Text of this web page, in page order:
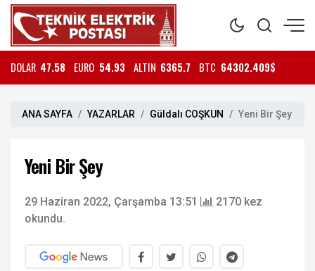
DOLAR 47.58 EURO 54.93 ALTIN 6365.7 BTC 64302.409$
ANA SAYFA YAZARLAR Güldalı COŞKUN Yeni Bir Şey
Yeni Bir Şey
29 Haziran 2022, Çarşamba 13:51
2170 kez
okundu.